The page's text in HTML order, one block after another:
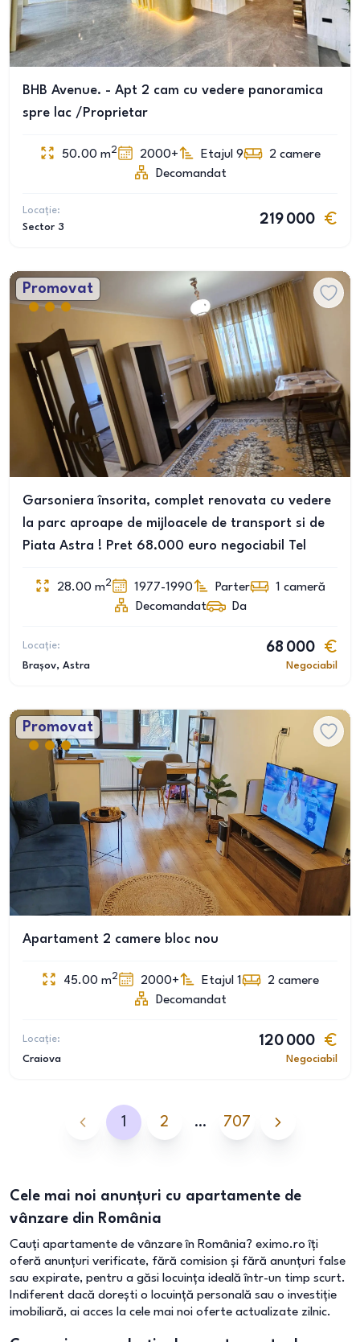
BHB Avenue. - Apt 2 cam cu vedere panoramica
spre lac /Proprietar
50.00 m2 2000+ Etajul 9 2 camere
Decomandat
Locație:
Sector 3
219 000
Promovat
Garsoniera însorita, complet renovata cu vedere
la parc aproape de mijloacele de transport si de
Piata Astra ! Pret 68.000 euro negociabil Tel
28.00 m2 1977-1990 Parter 1 cameră
Decomandat
Da
Locație:
Brașov, Astra
68 000
Negociabil
Promovat
Apartament 2 camere bloc nou
45.00 m2 2000+ Etajul 1 2 camere
Decomandat
Locație:
Craiova
120 000
Negociabil
1 2 … 707
Cele mai noi anunțuri cu apartamente de
vânzare din România
Cauți apartamente de vânzare în România? eximo.ro îți
oferă anunțuri verificate, fără comision și fără anunțuri false
sau expirate, pentru a găsi locuința ideală într-un timp scurt.
Indiferent dacă dorești o locuință personală sau o investiție
imobiliară, ai acces la cele mai noi oferte actualizate zilnic.